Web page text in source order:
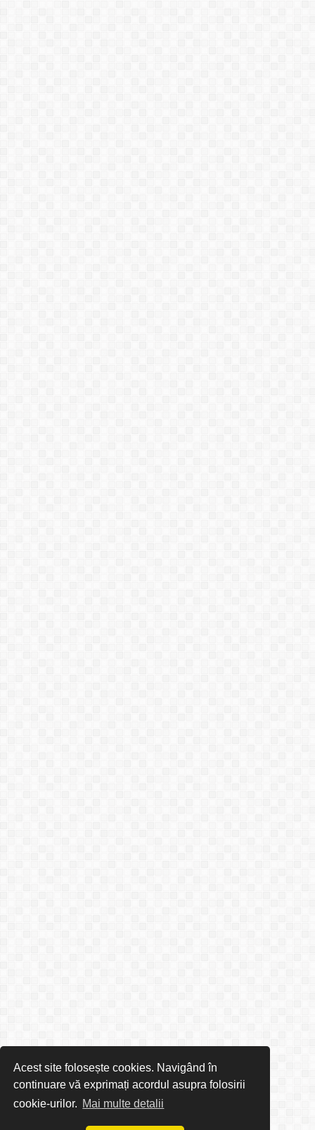
Acest site folosește cookies. Navigând în
continuare vă exprimați acordul asupra folosirii
cookie-urilor. Mai multe detalii